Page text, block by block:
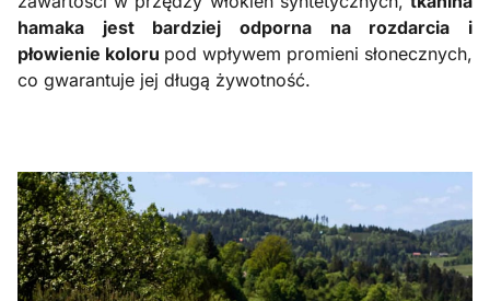
hamaka jest bardziej odporna na rozdarcia i
płowienie koloru pod wpływem promieni słonecznych,
co gwarantuje jej długą żywotność.